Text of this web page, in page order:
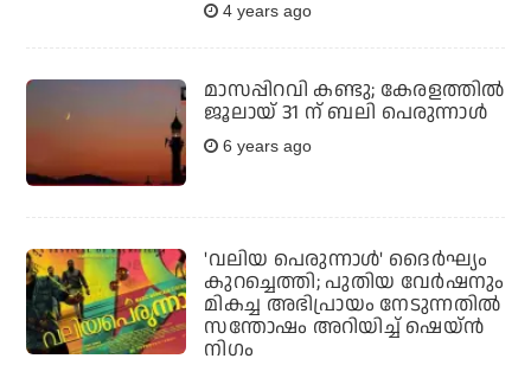
4 years ago
മാസപ്പിറവി കണ്ടു; കേരളത്തില്‍
ജൂലായ് 31 ന് ബലി പെരുന്നാള്‍
6 years ago
'വലിയ പെരുന്നാള്‍' ദൈര്‍ഘ്യം
കുറച്ചെത്തി; പുതിയ വേര്‍ഷനും
മികച്ച അഭിപ്രായം നേടുന്നതില്‍
സന്തോഷം അറിയിച്ച് ഷെയ്ന്‍
നിഗം